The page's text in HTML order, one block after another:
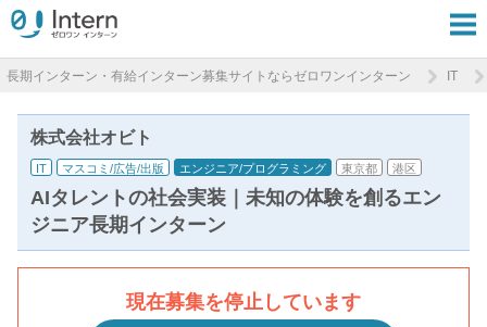
長期インターン・有給インターン募集サイトならゼロワンインターン IT
株式会社オビト
IT マスコミ/広告/出版 エンジニア/プログラミング 東京都 港区
AIタレントの社会実装｜未知の体験を創るエン
ジニア長期インターン
現在募集を停止しています